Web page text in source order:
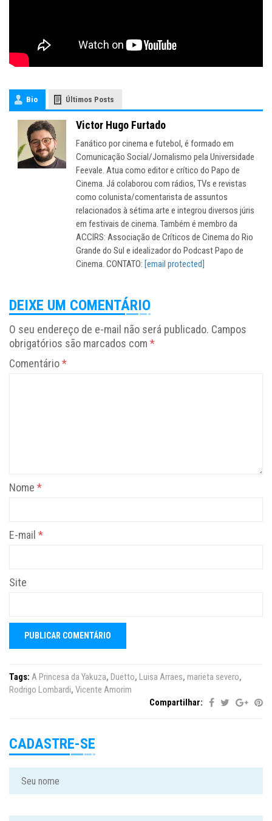
Bio Últimos Posts
Victor Hugo Furtado
Fanático por cinema e futebol, é formado em
Comunicação Social/Jornalismo pela Universidade
Feevale. Atua como editor e crítico do Papo de
Cinema. Já colaborou com rádios, TVs e revistas
como colunista/comentarista de assuntos
relacionados à sétima arte e integrou diversos júris
em festivais de cinema. Também é membro da
ACCIRS: Associação de Críticos de Cinema do Rio
Grande do Sul e idealizador do Podcast Papo de
Cinema. CONTATO: [email protected]
DEIXE UM COMENTÁRIO
O seu endereço de e-mail não será publicado. Campos
obrigatórios são marcados com *
Comentário*
Nome *
E-mail *
Site
Tags: A Princesa da Yakuza, Duetto, Luisa Arraes, marieta severo,
Rodrigo Lombardi, Vicente Amorim
Compartilhar:
CADASTRE-SE